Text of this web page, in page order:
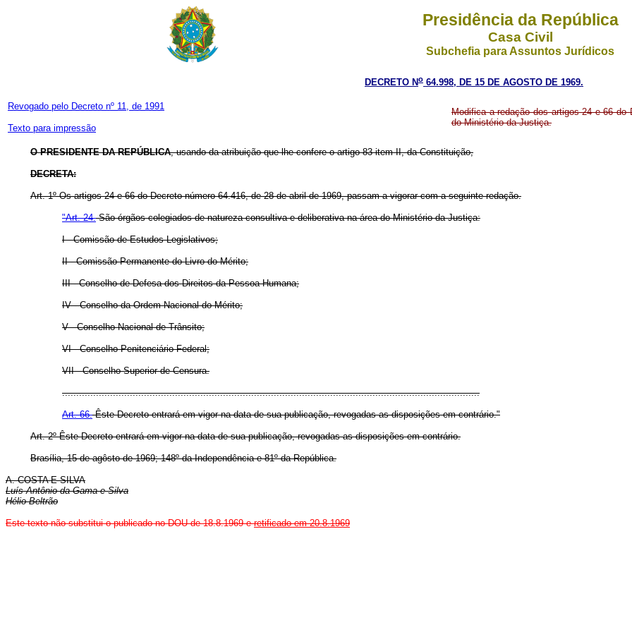
Presidência da República
Casa Civil
Subchefia para Assuntos Jurídicos
DECRETO No 64.998, DE 15 DE AGOSTO DE 1969.
Revogado pelo Decreto nº 11, de 1991
Texto para impressão
Modifica a redação dos artigos 24 e 66 do
do Ministério da Justiça.
O PRESIDENTE DA REPÚBLICA, usando da atribuição que lhe confere o artigo 83 item II, da Constituição,
DECRETA:
Art. 1º Os artigos 24 e 66 do Decreto número 64.416, de 28 de abril de 1969, passam a vigorar com a seguinte redação.
"Art. 24.São órgãos colegiados de natureza consultiva e deliberativa na área do Ministério da Justiça:
I - Comissão de Estudos Legislativos;
II - Comissão Permanente do Livro do Mérito;
III - Conselho de Defesa dos Direitos da Pessoa Humana;
IV - Conselho da Ordem Nacional do Mérito;
V - Conselho Nacional de Trânsito;
VI - Conselho Penitenciário Federal;
VII - Conselho Superior de Censura.
....................................................................................................................................................
Art. 66.Êste Decreto entrará em vigor na data de sua publicação, revogadas as disposições em contrário."
Art. 2º Êste Decreto entrará em vigor na data de sua publicação, revogadas as disposições em contrário.
Brasília, 15 de agôsto de 1969; 148º da Independência e 81º da República.
A. COSTA E SILVA
Luís Antônio da Gama e Silva
Hélio Beltrão
Este texto não substitui o publicado no DOU de 18.8.1969 eretificado em 20.8.1969